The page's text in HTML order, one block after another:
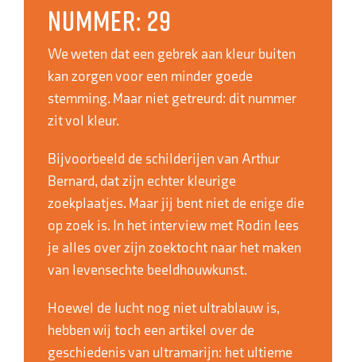
Nummer: 29
We weten dat een gebrek aan kleur buiten
kan zorgen voor een minder goede
stemming. Maar niet getreurd: dit nummer
zit vol kleur.
Bijvoorbeeld de schilderijen van Arthur
Bernard, dat zijn echter kleurige
zoekplaatjes. Maar jij bent niet de enige die
op zoek is. In het interview met Rodin lees
je alles over zijn zoektocht naar het maken
van levensechte beeldhouwkunst.
Hoewel de lucht nog niet ultrablauw is,
hebben wij toch een artikel over de
geschiedenis van ultramarijn: het ultieme